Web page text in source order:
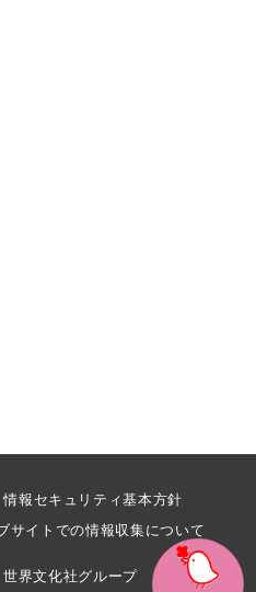
情報セキュリティ基本方針
サイトでの情報収集について
世界文化社グループ